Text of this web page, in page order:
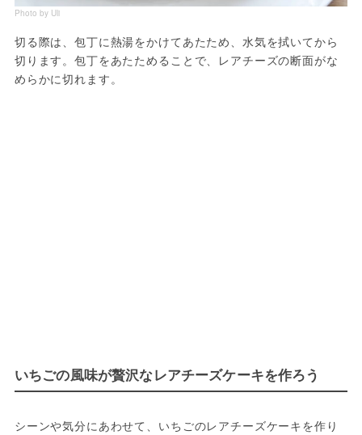
Photo by Uli
切る際は、包丁に熱湯をかけてあたため、水気を拭いてから
切ります。包丁をあたためることで、レアチーズの断面がな
めらかに切れます。
いちごの風味が贅沢なレアチーズケーキを作ろう
シーンや気分にあわせて、いちごのレアチーズケーキを作り